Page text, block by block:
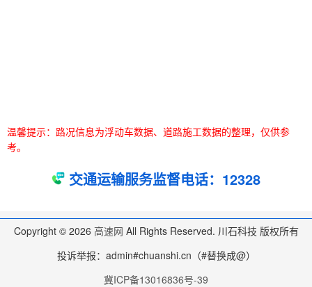
温馨提示：路况信息为浮动车数据、道路施工数据的整理，仅供参
考。
交通运输服务监督电话：12328
Copyright © 2026 高速网 All Rights Reserved. 川石科技 版权所有
投诉举报：admin#chuanshi.cn（#替换成@）
冀ICP备13016836号-39